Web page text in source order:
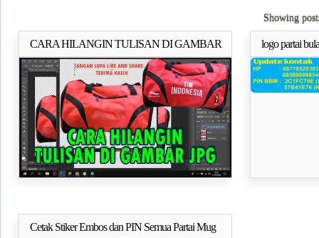
Showing
CARA HILANGIN TULISAN DI GAMBAR
JPG
Selengkapnya.. logo partai
Cetak Stiker Embos dan PIN Semua Partai Mug
Selengkapnya..